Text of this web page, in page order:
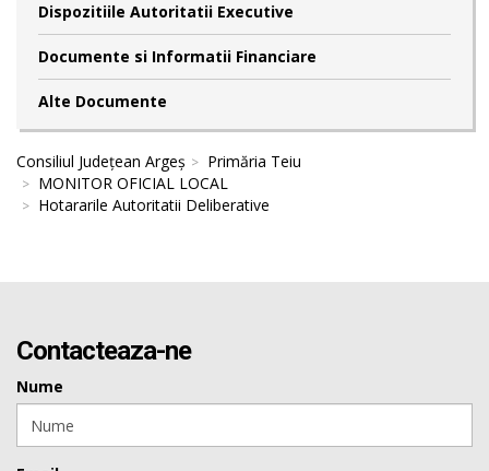
Dispozitiile Autoritatii Executive
Documente si Informatii Financiare
Alte Documente
Consiliul Județean Argeș
Primăria Teiu
MONITOR OFICIAL LOCAL
Hotararile Autoritatii Deliberative
Contacteaza-ne
Nume